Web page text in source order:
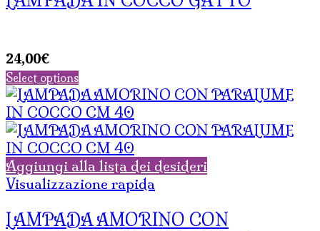
24,00€
Select options
Aggiungi alla lista dei desideri
Visualizzazione rapida
LAMPADA AMORINO CON